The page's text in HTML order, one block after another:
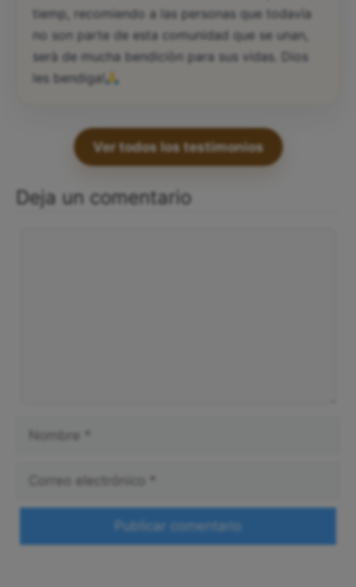
tiemp, recomiendo a las personas que todavía
no son parte de esta comunidad que se unan,
serà de mucha bendiciòn para sus vidas. Dios
les bendiga!
Ver todos los testimonios
Deja un comentario